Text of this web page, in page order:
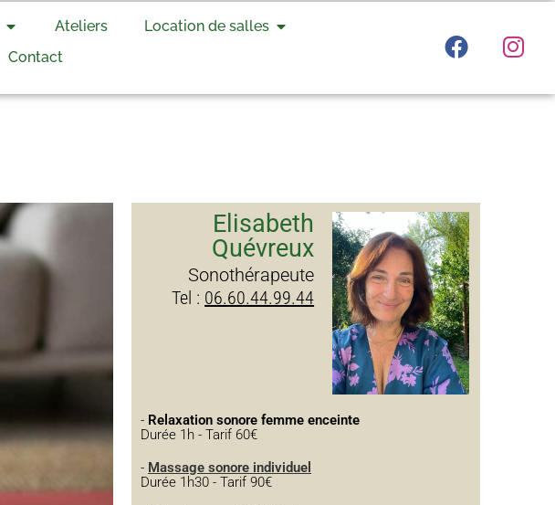
Ateliers
Location de salles
Contact
Elisabeth
Quévreux
Sonothérapeute
Tel : 06.60.44.99.44
- Relaxation sonore femme enceinte
Durée 1h - Tarif 60€
- Massage sonore individuel
Durée 1h30 - Tarif 90€